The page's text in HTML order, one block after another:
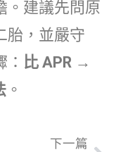
。建議先問原
胎，並嚴守
比 APR →
。
下一篇